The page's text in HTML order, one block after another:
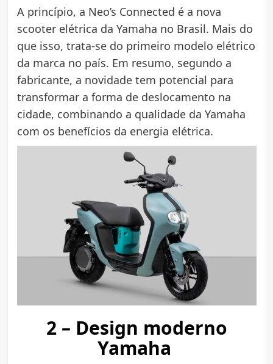
A princípio, a Neo’s Connected é a nova
scooter elétrica da Yamaha no Brasil. Mais do
que isso, trata-se do primeiro modelo elétrico
da marca no país. Em resumo, segundo a
fabricante, a novidade tem potencial para
transformar a forma de deslocamento na
cidade, combinando a qualidade da Yamaha
com os benefícios da energia elétrica.
2 – Design moderno
Yamaha